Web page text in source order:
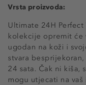
Ultimate 24H
kolekcije opremit će
ugodan na koži i
stvara
24 sata. Čak ni kiša,
mogu utjecati na
Vrsta proizvoda: